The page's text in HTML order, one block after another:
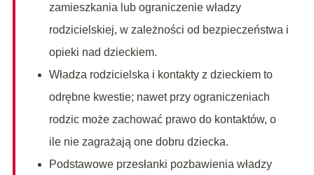
zamieszkania lub ograniczenie władzy
rodzicielskiej, w zależności od bezpieczeństwa i
opieki nad dzieckiem.
Władza rodzicielska i kontakty z dzieckiem to
odrębne kwestie; nawet przy ograniczeniach
rodzic może zachować prawo do kontaktów, o
ile nie zagrażają one dobru dziecka.
Podstawowe przesłanki pozbawienia władzy